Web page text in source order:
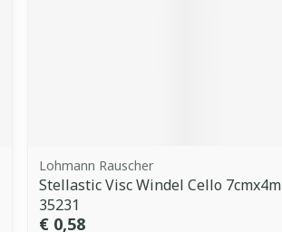
Lohmann Rauscher
Stellastic Visc Windel Cello 7cmx4m
35231
€ 0,58